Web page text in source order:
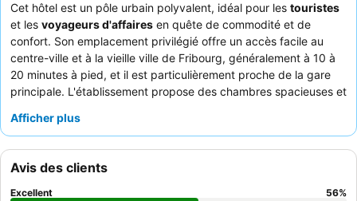
Cet hôtel est un pôle urbain polyvalent, idéal pour les touristes
et les voyageurs d'affaires en quête de commodité et de
confort. Son emplacement privilégié offre un accès facile au
centre-ville et à la vieille ville de Fribourg, généralement à 10 à
20 minutes à pied, et il est particulièrement proche de la gare
principale. L'établissement propose des chambres spacieuses et
garantissant un séjour reposant. Les clients louent constamment
exceptionnelles, et le
pour son choix vaste et varié. Pour une expérience plus calme,
les clients devraient demander une chambre avec une meilleure
Afficher plus
Avis des clients
Excellent 56%